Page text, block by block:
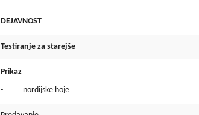
DEJAVNOST
Testiranje za starejše
Prikaz
- nordijske hoje